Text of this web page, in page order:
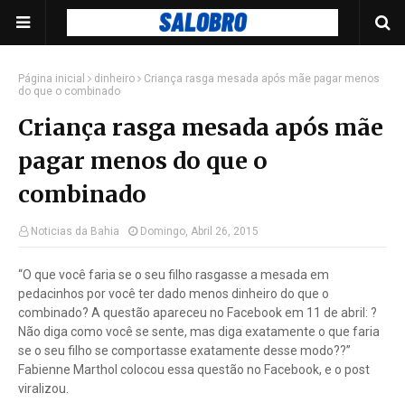
Página inicial dinheiro
Criança rasga mesada após mãe pagar menos
do que o combinado
Criança rasga mesada após mãe
pagar menos do que o
combinado
Noticias da Bahia Domingo, Abril 26, 2015
“O que você faria se o seu filho rasgasse a mesada em
pedacinhos por você ter dado menos dinheiro do que o
combinado? A questão apareceu no Facebook em 11 de abril: ?
Não diga como você se sente, mas diga exatamente o que faria
se o seu filho se comportasse exatamente desse modo??”
Fabienne Marthol colocou essa questão no Facebook, e o post
viralizou.